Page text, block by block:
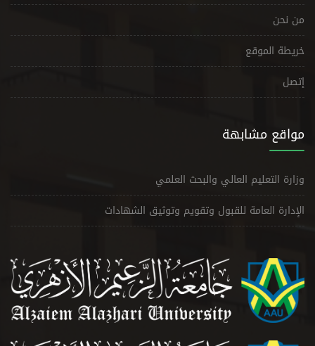
من نحن
خريطة الموقع
إتصل
مواقع مشابهة
وزارة التعليم العالي والبحث العلمي
الإدارة العامة للقبول وتقويم وتوثيق الشهادات